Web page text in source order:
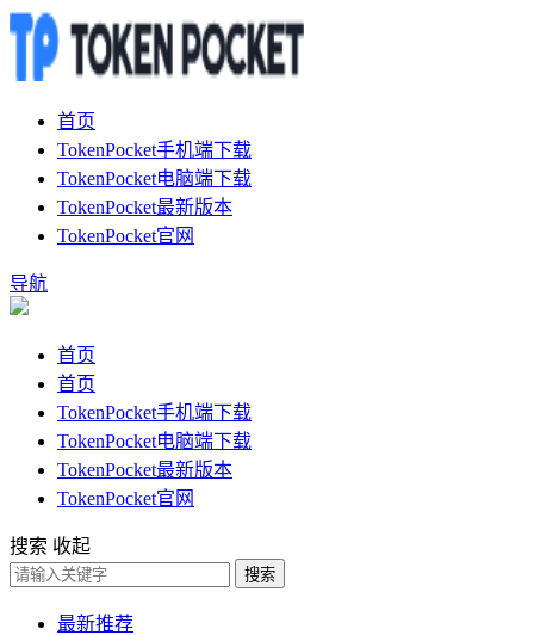
首页
TokenPocket手机端下载
TokenPocket电脑端下载
TokenPocket最新版本
TokenPocket官网
导航
首页
首页
TokenPocket手机端下载
TokenPocket电脑端下载
TokenPocket最新版本
TokenPocket官网
搜索 收起
搜索
最新推荐